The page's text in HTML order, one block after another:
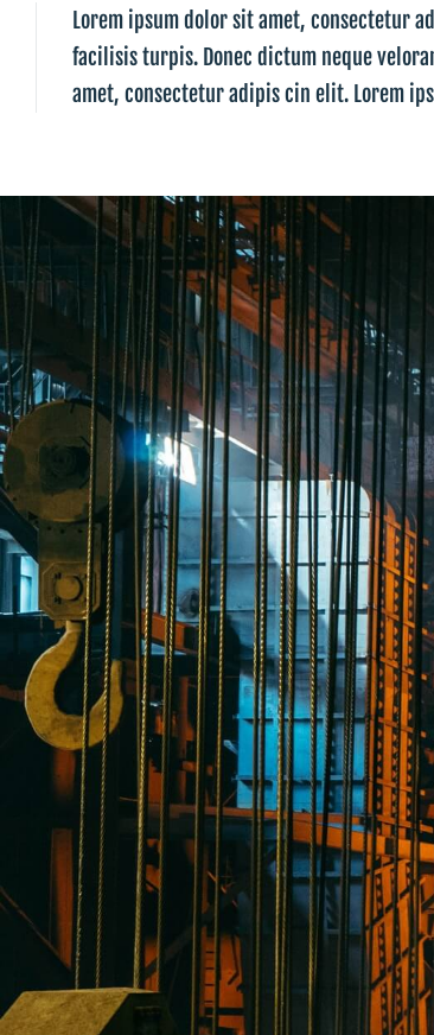
Lorem ipsum dolor sit amet, consectetur
facilisis turpis. Donec dictum neque
amet, consectetur adipis cin elit. Lorem